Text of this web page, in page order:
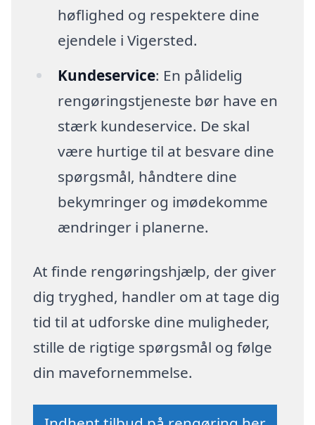
høflighed og respektere dine
ejendele i Vigersted.
Kundeservice: En pålidelig
rengøringstjeneste bør have en
stærk kundeservice. De skal
være hurtige til at besvare dine
spørgsmål, håndtere dine
bekymringer og imødekomme
ændringer i planerne.
At finde rengøringshjælp, der giver
dig tryghed, handler om at tage dig
tid til at udforske dine muligheder,
stille de rigtige spørgsmål og følge
din mavefornemmelse.